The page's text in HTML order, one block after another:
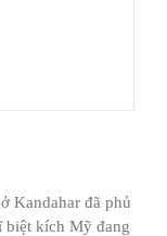
Kandahar đã phủ
biệt kích Mỹ đang